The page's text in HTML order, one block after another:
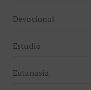
Devocional
Estudio
Eutanasia